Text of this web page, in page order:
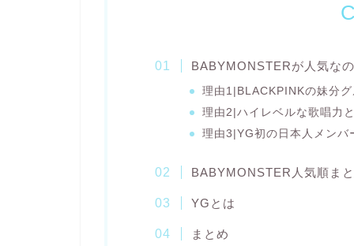
BABYMONSTERが人気な
理由1|BLACKPINKの妹分
理由2|ハイレベルな歌唱力
理由3|YG初の日本人メンバ
BABYMONSTER人気順ま
YGとは
まとめ